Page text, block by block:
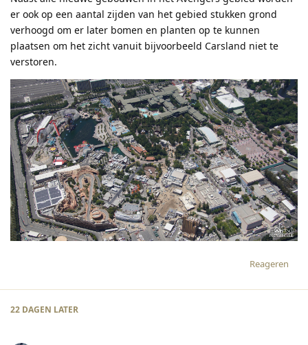
er ook op een aantal zijden van het gebied stukken grond
verhoogd om er later bomen en planten op te kunnen
plaatsen om het zicht vanuit bijvoorbeeld Carsland niet te
verstoren.
Reageren
22 DAGEN LATER